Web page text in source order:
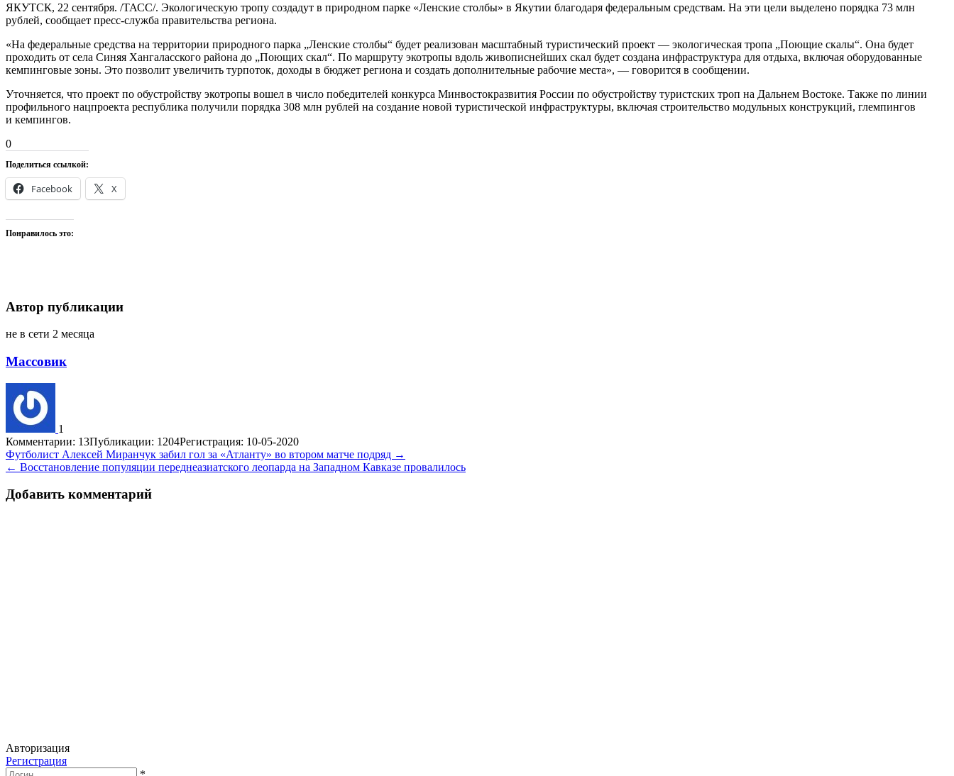
ЯКУТСК, 22 сентября. /ТАСС/. Экологическую тропу создадут в природном парке «Ленские столбы» в Якутии благодаря федеральным средствам. На эти цели выделено порядка 73 млн
рублей, сообщает пресс-служба правительства региона.
«На федеральные средства на территории природного парка „Ленские столбы“ будет реализован масштабный туристический проект — экологическая тропа „Поющие скалы“. Она будет
проходить от села Синяя Хангаласского района до „Поющих скал“. По маршруту экотропы вдоль живописнейших скал будет создана инфраструктура для отдыха, включая оборудованные
кемпинговые зоны. Это позволит увеличить турпоток, доходы в бюджет региона и создать дополнительные рабочие места», — говорится в сообщении.
Уточняется, что проект по обустройству экотропы вошел в число победителей конкурса Минвостокразвития России по обустройству туристских троп на Дальнем Востоке. Также по линии
профильного нацпроекта республика получили порядка 308 млн рублей на создание новой туристической инфраструктуры, включая строительство модульных конструкций, глемпингов
и кемпингов.
0
Поделиться ссылкой:
Facebook X
Понравилось это:
Автор публикации
не в сети 2 месяца
Массовик
1
Комментарии: 13Публикации: 1204Регистрация: 10-05-2020
Навигация
по
записям
Футболист Алексей Миранчук забил гол за «Атланту» во втором матче подряд →
← Восстановление популяции переднеазиатского леопарда на Западном Кавказе провалилось
Добавить комментарий
Авторизация
Регистрация